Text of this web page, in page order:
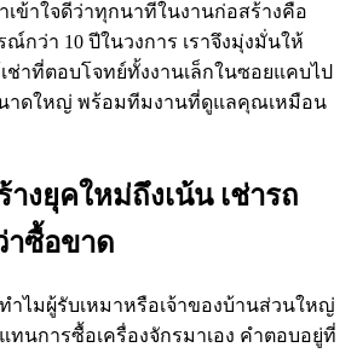
าเข้าใจดีว่าทุกนาทีในงานก่อสร้างคือ
กว่า 10 ปีในวงการ เราจึงมุ่งมั่นให้
ช่าที่ตอบโจทย์ทั้งงานเล็กในซอยแคบไป
าดใหญ่ พร้อมทีมงานที่ดูแลคุณเหมือน
งยุคใหม่ถึงเน้น เช่ารถ
าซื้อขาด
ำไมผู้รับเหมาหรือเจ้าของบ้านส่วนใหญ่
ทนการซื้อเครื่องจักรมาเอง คำตอบอยู่ที่